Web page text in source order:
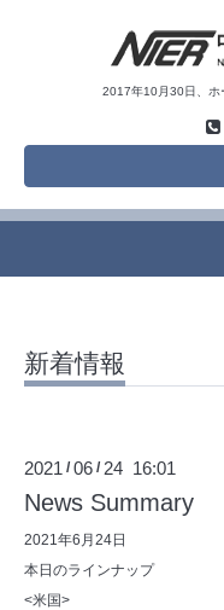
2017年10月30日、ホ
新着情報
2021 /06 / 24 16:01
News Summary
2021年6月24日
本日のラインナップ
<米国>